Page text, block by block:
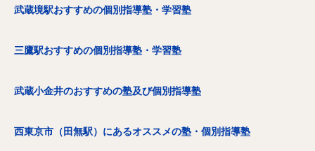
武蔵境駅おすすめの個別指導塾・学習塾
三鷹駅おすすめの個別指導塾・学習塾
武蔵小金井のおすすめの塾及び個別指導塾
西東京市（田無駅）にあるオススメの塾・個別指導塾